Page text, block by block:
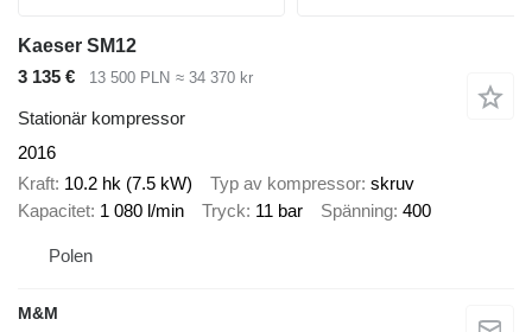
Kaeser SM12
3 135 €
13 500 PLN ≈ 34 370 kr
Stationär kompressor
2016
Kraft 10.2 hk (7.5 kW) Typ av kompressor skruv
Kapacitet 1 080 l/min Tryck 11 bar Spänning 400
Polen
M&M